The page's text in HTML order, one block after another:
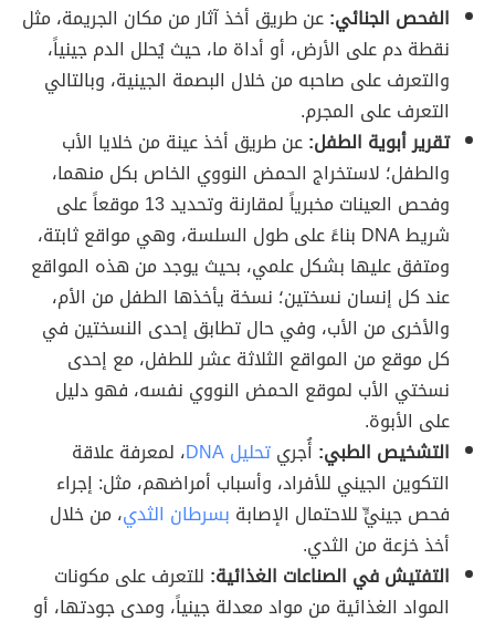
الفحص الجنائي:عن طريق أخذ آثار من مكان الجريمة، مثل
نقطة دم على الأرض، أو أداة ما، حيث يُحلل الدم جينياً،
والتعرف على صاحبه من خلال البصمة الجينية، وبالتالي
التعرف على المجرم.
تقرير أبوية الطفل:عن طريق أخذ عينة من خلايا الأب
والطفل؛ لاستخراج الحمض النووي الخاص بكل منهما،
وفحص العينات مخبرياً لمقارنة وتحديد 13 موقعاً على
شريط DNA بناءً على طول السلسة، وهي مواقع ثابتة،
ومتفق عليها بشكل علمي، بحيث يوجد من هذه المواقع
عند كل إنسان نسختين؛ نسخة يأخذها الطفل من الأم،
والأخرى من الأب، وفي حال تطابق إحدى النسختين في
كل موقع من المواقع الثلاثة عشر للطفل، مع إحدى
نسختي الأب لموقع الحمض النووي نفسه، فهو دليل
على الأبوة.
التشخيص الطبي: أُجريتحليل DNA
، لمعرفة علاقة
التكوين الجيني للأفراد، وأسباب أمراضهم، مثل: إجراء
فحص جينيٍّ للاحتمال الإصابة بسرطان الثدي، من خلال
أخذ خزعة من الثدي.
التفتيش في الصناعات الغذائية: للتعرف على مكونات
المواد الغذائية من مواد معدلة جينياً، ومدى جودتها، أو